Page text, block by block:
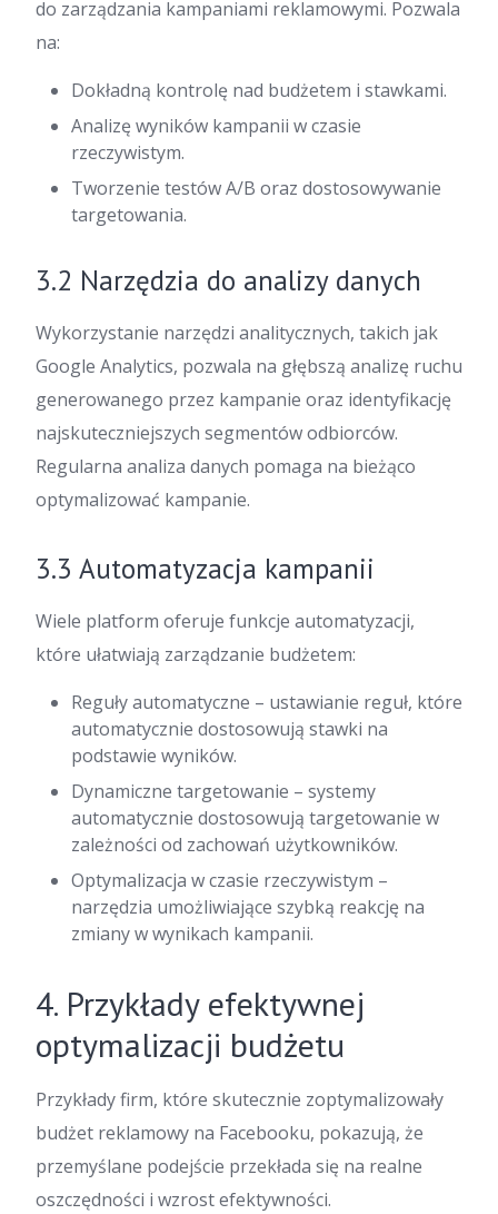
do zarządzania kampaniami reklamowymi. Pozwala
na:
Dokładną kontrolę nad budżetem i stawkami.
Analizę wyników kampanii w czasie
rzeczywistym.
Tworzenie testów A/B oraz dostosowywanie
targetowania.
3.2 Narzędzia do analizy danych
Wykorzystanie narzędzi analitycznych, takich jak
Google Analytics, pozwala na głębszą analizę ruchu
generowanego przez kampanie oraz identyfikację
najskuteczniejszych segmentów odbiorców.
Regularna analiza danych pomaga na bieżąco
optymalizować kampanie.
3.3 Automatyzacja kampanii
Wiele platform oferuje funkcje automatyzacji,
które ułatwiają zarządzanie budżetem:
Reguły automatyczne – ustawianie reguł, które
automatycznie dostosowują stawki na
podstawie wyników.
Dynamiczne targetowanie – systemy
automatycznie dostosowują targetowanie w
zależności od zachowań użytkowników.
Optymalizacja w czasie rzeczywistym –
narzędzia umożliwiające szybką reakcję na
zmiany w wynikach kampanii.
4. Przykłady efektywnej
optymalizacji budżetu
Przykłady firm, które skutecznie zoptymalizowały
budżet reklamowy na Facebooku, pokazują, że
przemyślane podejście przekłada się na realne
oszczędności i wzrost efektywności.